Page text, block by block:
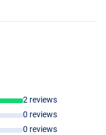
2 reviews
0 reviews
0 reviews